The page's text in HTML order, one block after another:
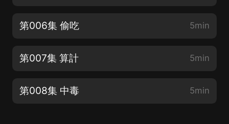
第006集 偷吃 5min
第007集 算計 5min
第008集 中毒 5min